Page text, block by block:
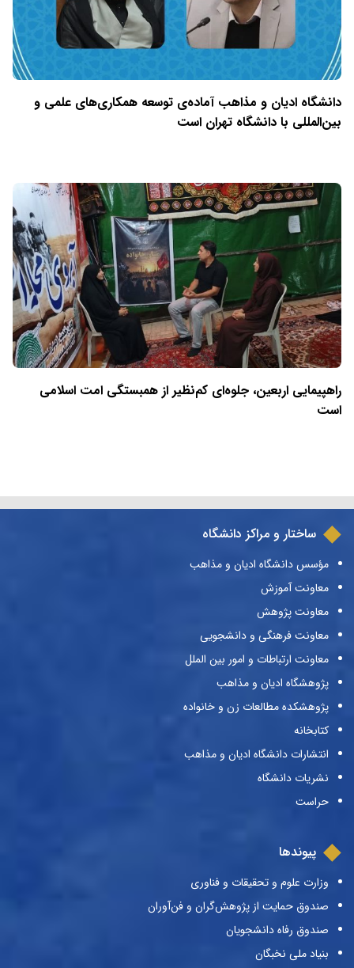
دانشگاه ادیان و مذاهب آماده‌ی توسعه همکاری‌های علمی و
بین‌المللی با دانشگاه تهران است
راهپیمایی اربعین، جلوه‌ای کم‌نظیر از همبستگی امت اسلامی
است
ساختار و مراکز دانشگاه
مؤسس دانشگاه ادیان و مذاهب
معاونت آموزش
معاونت پژوهش
معاونت فرهنگی و دانشجویی
معاونت ارتباطات و امور بین الملل
پژوهشگاه ادیان و مذاهب
پژوهشکده مطالعات زن و خانواده
کتابخانه
انتشارات دانشگاه ادیان و مذاهب
نشریات دانشگاه
حراست
پیوندها
وزارت علوم و تحقیقات و فناوری
صندوق حمایت از پژوهش‌گران و فن‌آوران
صندوق رفاه دانشجویان
بنیاد ملی نخبگان